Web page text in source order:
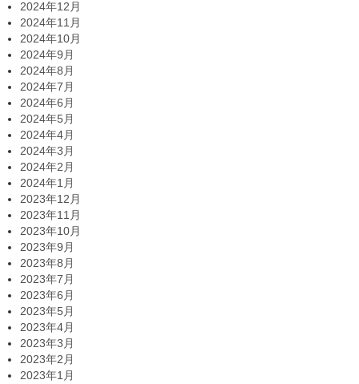
2024年12月
2024年11月
2024年10月
2024年9月
2024年8月
2024年7月
2024年6月
2024年5月
2024年4月
2024年3月
2024年2月
2024年1月
2023年12月
2023年11月
2023年10月
2023年9月
2023年8月
2023年7月
2023年6月
2023年5月
2023年4月
2023年3月
2023年2月
2023年1月